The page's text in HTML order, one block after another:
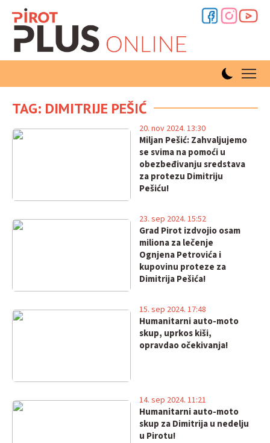
TAG: DIMITRIJE PEŠIĆ
Miljan Pešić: Zahvaljujemo
se svima na pomoći u
obezbeđivanju sredstava
za protezu Dimitriju
Pešiću!
20. nov 2024. 13:30
Grad Pirot izdvojio osam
miliona za lečenje
Ognjena Petrovića i
kupovinu proteze za
Dimitrija Pešića!
23. sep 2024. 15:52
Humanitarni auto-moto
skup, uprkos kiši,
opravdao očekivanja!
15. sep 2024. 17:48
Humanitarni auto-moto
skup za Dimitrija u nedelju
u Pirotu!
14. sep 2024. 11:21